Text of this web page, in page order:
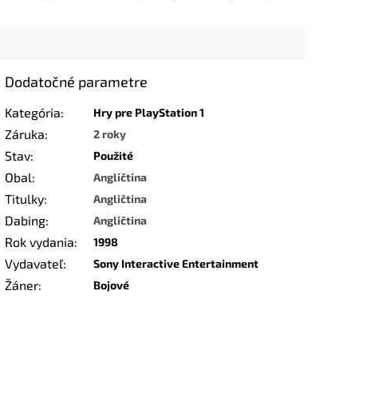
Dodatočné parametre
Kategória: Hry pre PlayStation 1
Záruka: 2 roky
Stav: Použité
Obal: Angličtina
Titulky: Angličtina
Dabing: Angličtina
Rok vydania: 1998
Vydavateľ: Sony Interactive Entertainment
Žáner: Bojové